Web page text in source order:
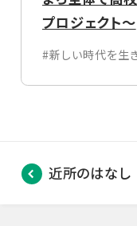
プロジェクト～
#新しい時代を生
近所のはなし